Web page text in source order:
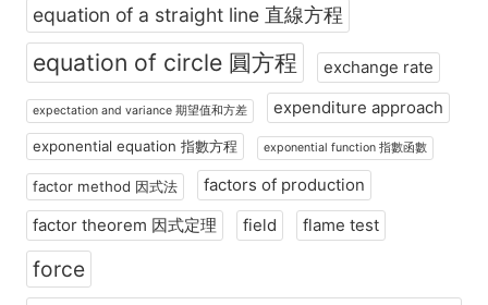
equation of a straight line 直線方程
equation of circle 圓方程 exchange rate
expectation and variance 期望值和方差 expenditure approach
exponential equation 指數方程 exponential function 指數函數
factor method 因式法
factors of production
factor theorem 因式定理
field flame test
force